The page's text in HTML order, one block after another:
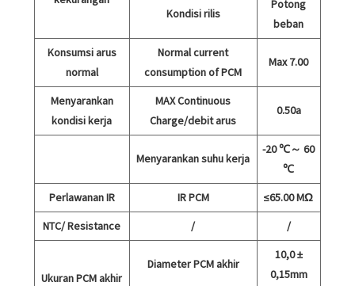
Kondisi rilis
Potong
beban
Konsumsi arus
normal
Normal current
consumption of PCM
Max 7.00
Menyarankan
kondisi kerja
MAX Continuous
Charge/debit arus
0.50a
Menyarankan suhu kerja
-20 ℃～ 60
℃
Perlawanan IR
IR PCM
≤65.00 MΩ
NTC/ Resistance
/ /
Ukuran PCM akhir
Diameter PCM akhir
10,0 ±
0,15mm